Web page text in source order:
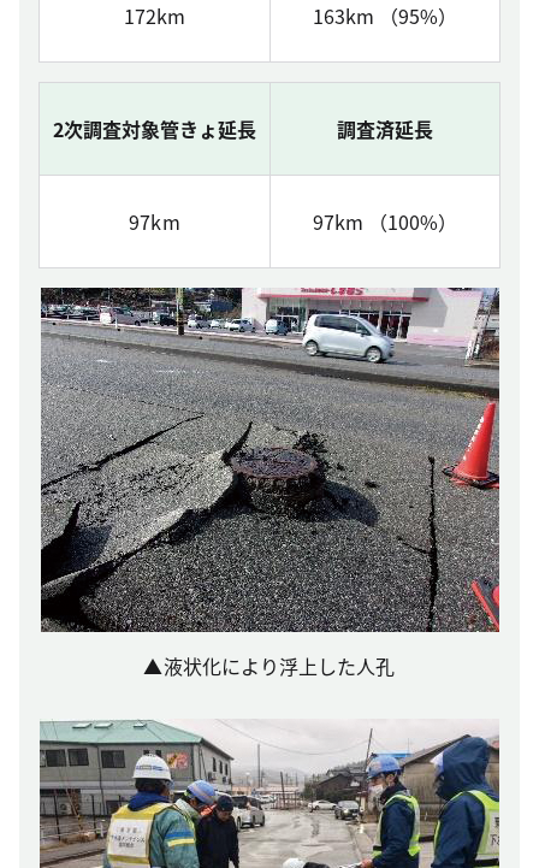
172km 163km （95%）
2次調査対象管きょ延長 調査済延長
97km 97km （100%）
▲液状化により浮上した人孔